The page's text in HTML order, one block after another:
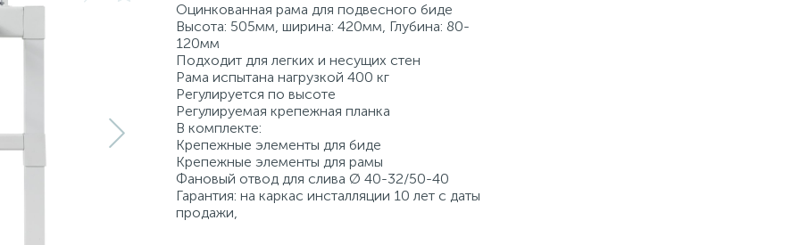
Оцинкованная рама для подвесного биде
Высота: 505мм, ширина: 420мм, Глубина: 80-
120мм
Подходит для легких и несущих стен
Рама испытана нагрузкой 400 кг
Регулируется по высоте
Регулируемая крепежная планка
В комплекте:
Крепежные элементы для биде
Крепежные элементы для рамы
Фановый отвод для слива Ø 40-32/50-40
Гарантия: на каркас инсталляции 10 лет с даты
продажи,